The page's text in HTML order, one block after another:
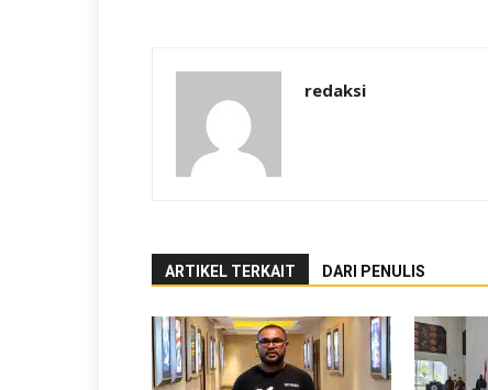
redaksi
ARTIKEL TERKAIT DARI PENULIS